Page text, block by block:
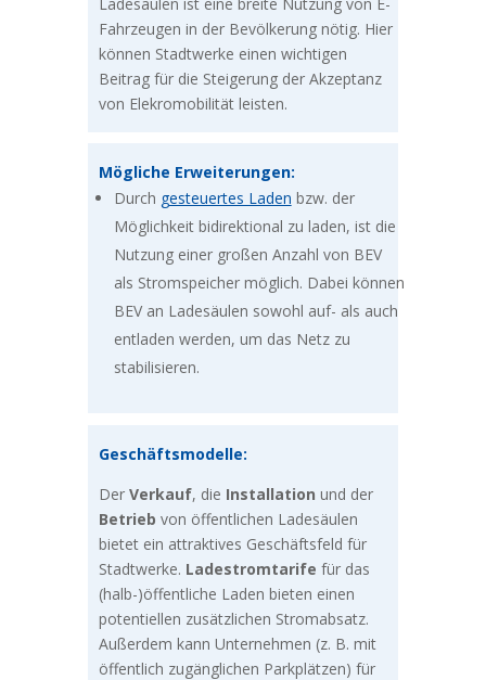
Fahrzeugen in der Bevölkerung nötig. Hier
können Stadtwerke einen wichtigen
Beitrag für die Steigerung der Akzeptanz
von Elekromobilität leisten.
Mögliche Erweiterungen:
Durch gesteuertes Laden bzw. der
Möglichkeit bidirektional zu laden, ist die
Nutzung einer großen Anzahl von BEV
als Stromspeicher möglich. Dabei können
BEV an Ladesäulen sowohl auf- als auch
entladen werden, um das Netz zu
stabilisieren.
Geschäftsmodelle:
Der Verkauf, die Installation und der
Betrieb von öffentlichen Ladesäulen
bietet ein attraktives Geschäftsfeld für
Stadtwerke. Ladestromtarife für das
(halb-)öffentliche Laden bieten einen
potentiellen zusätzlichen Stromabsatz.
Außerdem kann Unternehmen (z. B. mit
öffentlich zugänglichen Parkplätzen) für